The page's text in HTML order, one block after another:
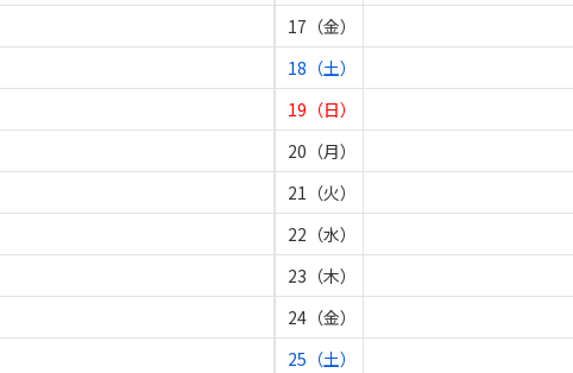
17（金）
18（土）
19（日）
20（月）
21（火）
22（水）
23（木）
24（金）
25（土）